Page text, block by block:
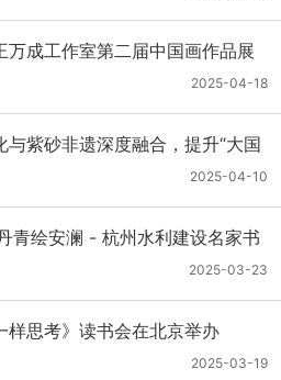
万成工作室第二届中国画作品展
幕
2025-04-18
与紫砂非遗深度融合，提升“大国
2025-04-10
青绘安澜 - 杭州水利建设名家书
2025-03-23
样思考》读书会在北京举办
2025-03-19